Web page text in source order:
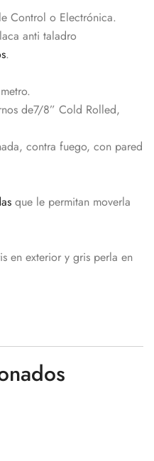
Control o Electrónica.
anti taladro
.
de7/8” Cold Rolled,
contra fuego, con pared
que le permitan moverla
en exterior y gris perla en